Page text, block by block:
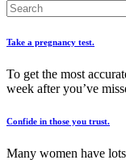
Take a pregnancy test.
To get the most
week after you’ve
Confide in those you trust.
Many women have